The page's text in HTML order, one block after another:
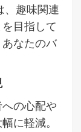
、趣味関連
目指して
なたのバ
の心配や
に軽減。